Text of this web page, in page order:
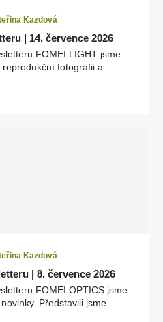
Kazdová
| 14. července 2026
FOMEI LIGHT jsme
fotografii a
Kazdová
| 8. července 2026
FOMEI OPTICS jsme
Představili jsme